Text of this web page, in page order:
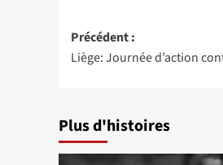
Navigation
d’article
Précédent :
Liège: Journée d’action
Plus d'histoires